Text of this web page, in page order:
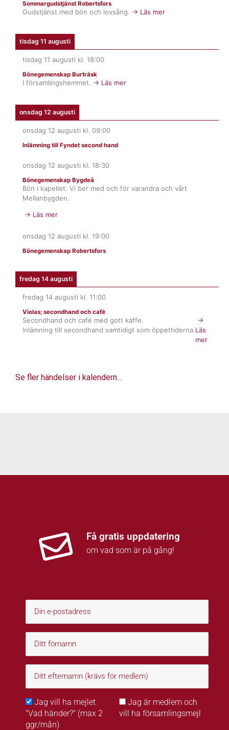
Sommargudstjänst Robertsfors
Gudstjänst med bön och lovsång. → Läs mer
tisdag 11 augusti
tisdag 11 augusti kl. 18:00
Bönegemenskap Burträsk
I församlingshemmet. → Läs mer
onsdag 12 augusti
onsdag 12 augusti kl. 09:00
Inlämning till Fyndet second hand
onsdag 12 augusti kl. 18:30
Bönegemenskap Bygdeå
Bön i kapellet. Vi ber med och för varandra och vårt
Mellanbygden.
→ Läs mer
onsdag 12 augusti kl. 19:00
Bönegemenskap Robertsfors
fredag 14 augusti
fredag 14 augusti kl. 11:00
Violas; secondhand och café
Secondhand och café med gott kaffe.
Inlämning till secondhand samtidigt som öppettiderna.
→
Läs
mer
Se fler händelser i kalendern…
Få gratis uppdatering
om vad som är på gång!
Jag vill ha mejlet
"Vad händer?" (max 2
ggr/mån)
Jag är medlem och
vill ha församlingsmejl